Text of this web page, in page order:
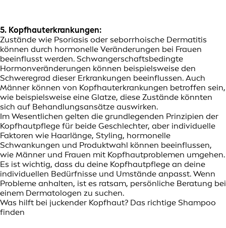
5. Kopfhauterkrankungen:
Zustände wie Psoriasis oder seborrhoische Dermatitis
können durch hormonelle Veränderungen bei Frauen
beeinflusst werden. Schwangerschaftsbedingte
Hormonveränderungen können beispielsweise den
Schweregrad dieser Erkrankungen beeinflussen. Auch
Männer können von Kopfhauterkrankungen betroffen sein,
wie beispielsweise eine Glatze, diese Zustände könnten
sich auf Behandlungsansätze auswirken.
Im Wesentlichen gelten die grundlegenden Prinzipien der
Kopfhautpflege für beide Geschlechter, aber individuelle
Faktoren wie Haarlänge, Styling, hormonelle
Schwankungen und Produktwahl können beeinflussen,
wie Männer und Frauen mit Kopfhautproblemen umgehen.
Es ist wichtig, dass du deine Kopfhautpflege an deine
individuellen Bedürfnisse und Umstände anpasst. Wenn
Probleme anhalten, ist es ratsam, persönliche Beratung bei
einem Dermatologen zu suchen.
Was hilft bei juckender Kopfhaut? Das richtige Shampoo
finden